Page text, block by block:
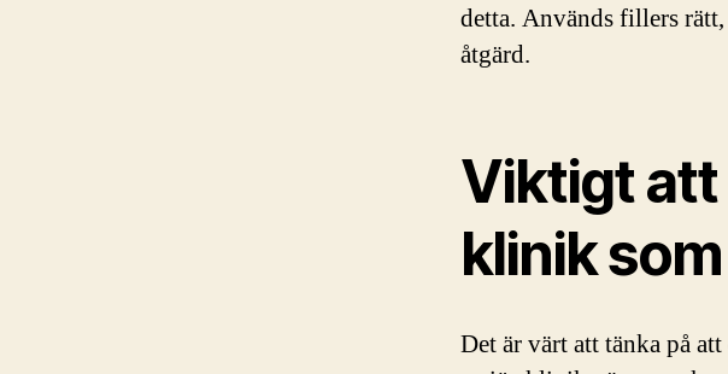
detta. Används fillers
åtgärd.
Viktigt att
klinik
Det är värt att tänka på